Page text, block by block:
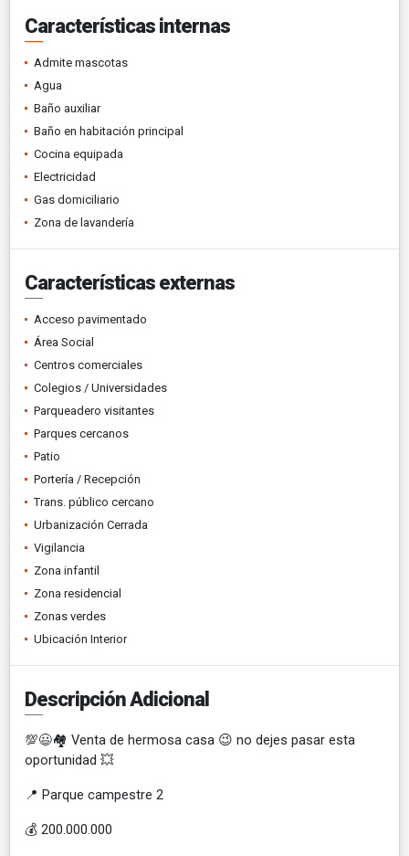
Características internas
Admite mascotas
Agua
Baño auxiliar
Baño en habitación principal
Cocina equipada
Electricidad
Gas domiciliario
Zona de lavandería
Características externas
Acceso pavimentado
Área Social
Centros comerciales
Colegios / Universidades
Parqueadero visitantes
Parques cercanos
Patio
Portería / Recepción
Trans. público cercano
Urbanización Cerrada
Vigilancia
Zona infantil
Zona residencial
Zonas verdes
Ubicación Interior
Descripción Adicional
💯😃🏘️ Venta de hermosa casa 😉 no dejes pasar esta
oportunidad 💥
📍 Parque campestre 2
💰 200.000.000